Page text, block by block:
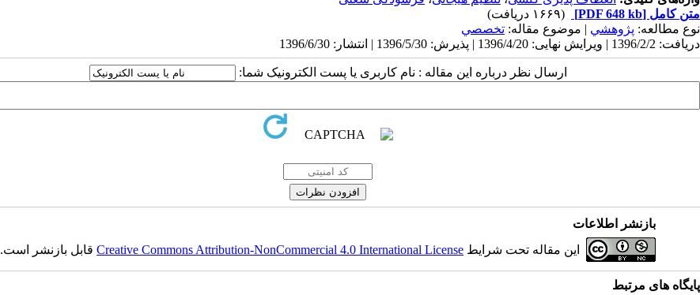
متن کامل [PDF 648 kb]
(۱۶۶۹ دریافت)
نوع مطالعه: پژوهشي | موضوع مقاله: تخصصي
دریافت: 1396/2/2 | ویرایش نهایی: 1396/4/20 | پذیرش: 1396/5/30 | انتشار: 1396/6/30
ارسال نظر درباره این مقاله : نام کاربری یا پست الکترونیک شما:
بازنشر اطلاعات
این مقاله تحت شرایط Creative Commons Attribution-NonCommercial 4.0 International Licenseقابل بازنشر است.
پایگاه های مرتبط